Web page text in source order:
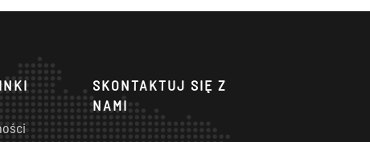
SKONTAKTUJ SIĘ Z
NAMI